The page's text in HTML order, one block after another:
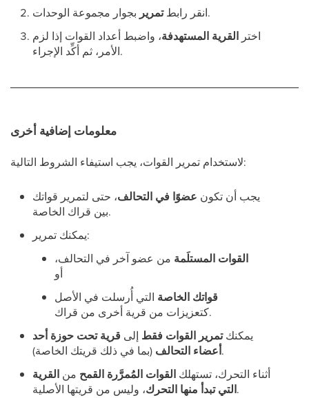
انقر رابطتمرير
بجوار مجموعة الوحدات.
اختر القرية المستهدفة، واضبط أعداد القوات إذا لزم
الأمر، ثم أكِّد الإجراء.
معلومات إضافية أخرى
لاستخدام تمرير القوات، يجب استيفاء الشروط التالية:
يجب أن تكون عضوًا في التحالف، حتى لتمرير قواتك
بين قراك الخاصة.
يمكنك تمرير:
القوات المستلَمة من عضو آخر في التحالف،
أو
قواتك الخاصة التي أُرسلت في الأصل
كتعزيزات من قرية أخرى من قراك.
يمكنكتمرير القوات فقط إلى قرية تحت حوزة أحد
أعضاء التحالف(بما في ذلك قريتك الخاصة).
أثناء التحرك، تستهلك القوات المُمرَّرة القمح من القرية
التي تبدأ منها التحرك، وليس من قريتها الأصلية.